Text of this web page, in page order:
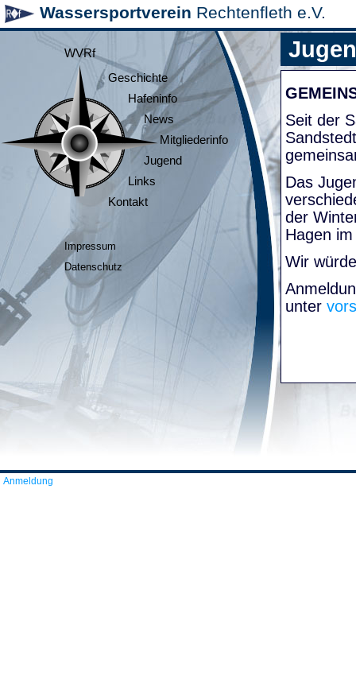
Wassersportverein Rechtenfleth e.V.
WVRf
Geschichte
Hafeninfo
News
Mitgliederinfo
Jugend
Links
Kontakt
Impressum
Datenschutz
Seit der
Das
der
Hagen
Wir
unter
Anmeldung